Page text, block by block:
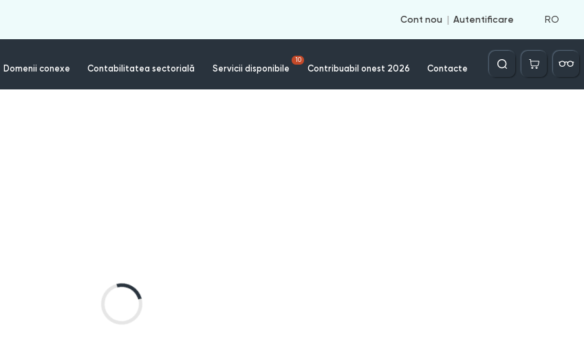
Cont nou Autentificare RO
Domenii conexe Contabilitatea sectorială Servicii disponibile
10
Contribuabil onest 2026 Contacte
Căutare